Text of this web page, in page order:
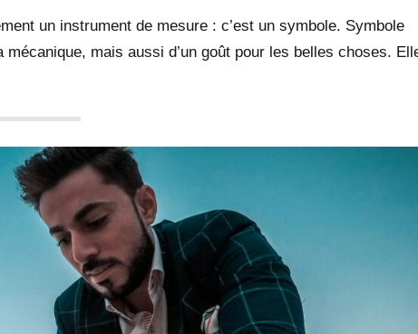
un instrument de mesure : c’est un symbole. Symbole
mécanique, mais aussi d’un goût pour les belles choses.